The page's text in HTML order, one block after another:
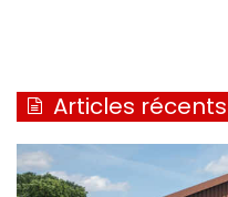
Articles récents